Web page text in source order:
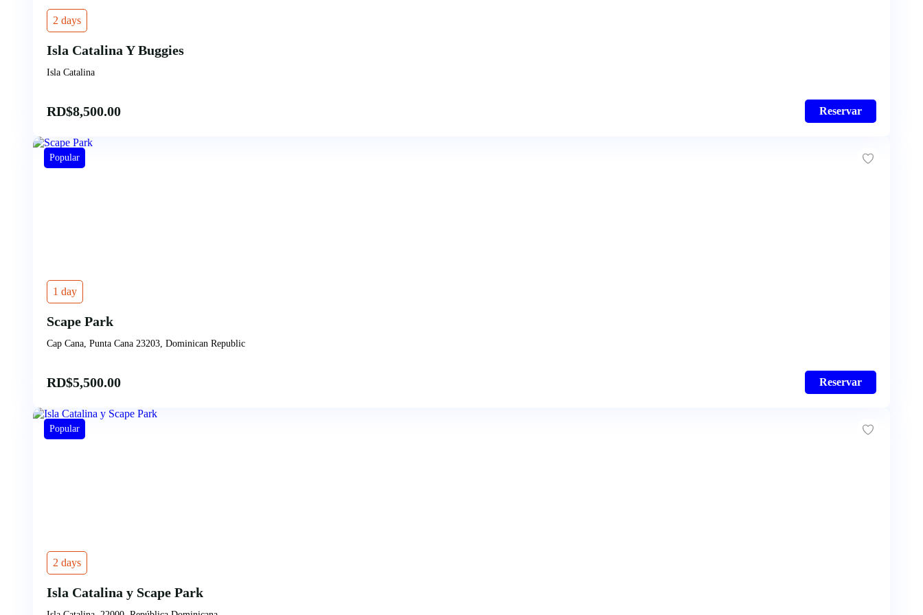
2 days
Isla Catalina Y Buggies
Isla Catalina
RD$8,500.00 Reservar
Popular
1 day
Scape Park
Cap Cana, Punta Cana 23203, Dominican Republic
RD$5,500.00 Reservar
Popular
2 days
Isla Catalina y Scape Park